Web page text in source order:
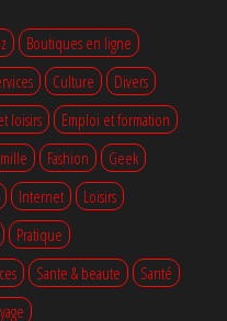
Boutiques en ligne
Culture
Divers
loisirs
Emploi et formation
Fashion
Geek
Internet
Loisirs
Pratique
Sante & beaute
Santé